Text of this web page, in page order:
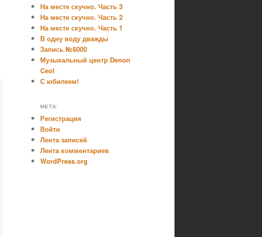
На месте скучно. Часть 3
На месте скучно. Часть 2
На месте скучно. Часть 1
В одну воду дважды
Запись №6000
Музыкальный центр Denon
Ceol
С юбилеем!
МЕТА:
Регистрация
Войти
Лента записей
Лента комментариев
WordPress.org